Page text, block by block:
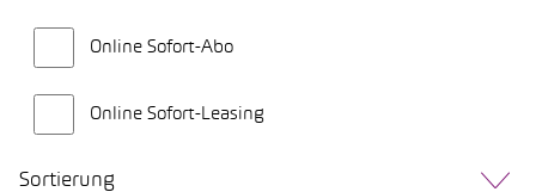
Online Sofort-Abo
Online Sofort-Leasing
Sortierung